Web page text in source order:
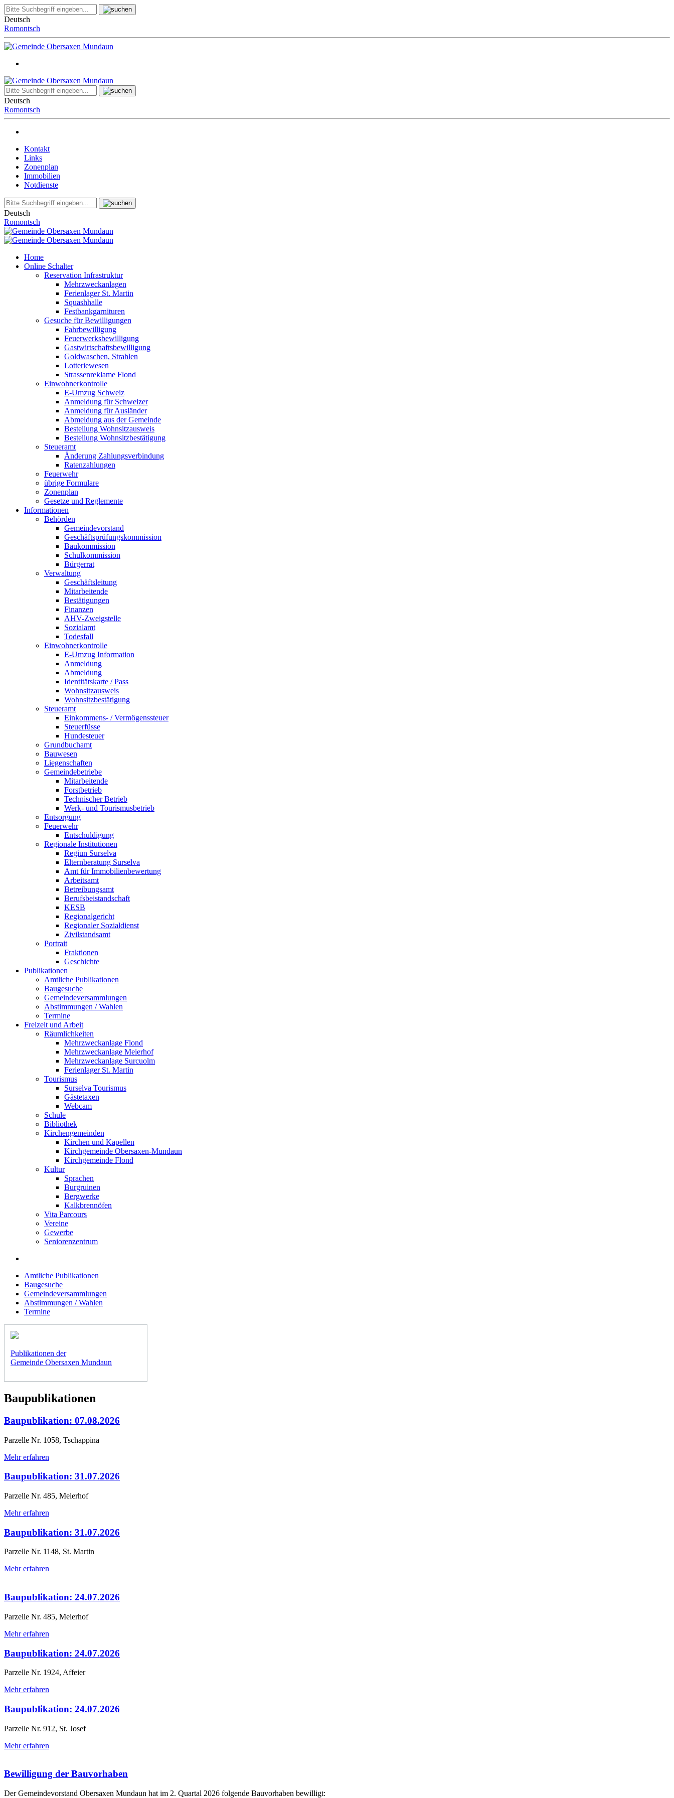
Deutsch
Romontsch
Deutsch
Romontsch
Kontakt
Links
Zonenplan
Immobilien
Notdienste
Deutsch
Romontsch
Home
Online Schalter
Reservation Infrastruktur
Mehrzweckanlagen
Ferienlager St. Martin
Squashhalle
Festbankgarnituren
Gesuche für Bewilligungen
Fahrbewilligung
Feuerwerksbewilligung
Gastwirtschaftsbewilligung
Goldwaschen, Strahlen
Lotteriewesen
Strassenreklame Flond
Einwohnerkontrolle
E-Umzug Schweiz
Anmeldung für Schweizer
Anmeldung für Ausländer
Abmeldung aus der Gemeinde
Bestellung Wohnsitzausweis
Bestellung Wohnsitzbestätigung
Steueramt
Änderung Zahlungsverbindung
Ratenzahlungen
Feuerwehr
übrige Formulare
Zonenplan
Gesetze und Reglemente
Informationen
Behörden
Gemeindevorstand
Geschäftsprüfungskommission
Baukommission
Schulkommission
Bürgerrat
Verwaltung
Geschäftsleitung
Mitarbeitende
Bestätigungen
Finanzen
AHV-Zweigstelle
Sozialamt
Todesfall
Einwohnerkontrolle
E-Umzug Information
Anmeldung
Abmeldung
Identitätskarte / Pass
Wohnsitzausweis
Wohnsitzbestätigung
Steueramt
Einkommens- / Vermögenssteuer
Steuerfüsse
Hundesteuer
Grundbuchamt
Bauwesen
Liegenschaften
Gemeindebetriebe
Mitarbeitende
Forstbetrieb
Technischer Betrieb
Werk- und Tourismusbetrieb
Entsorgung
Feuerwehr
Entschuldigung
Regionale Institutionen
Regiun Surselva
Elternberatung Surselva
Amt für Immobilienbewertung
Arbeitsamt
Betreibungsamt
Berufsbeistandschaft
KESB
Regionalgericht
Regionaler Sozialdienst
Zivilstandsamt
Portrait
Fraktionen
Geschichte
Publikationen
Amtliche Publikationen
Baugesuche
Gemeindeversammlungen
Abstimmungen / Wahlen
Termine
Freizeit und Arbeit
Räumlichkeiten
Mehrzweckanlage Flond
Mehrzweckanlage Meierhof
Mehrzweckanlage Surcuolm
Ferienlager St. Martin
Tourismus
Surselva Tourismus
Gästetaxen
Webcam
Schule
Bibliothek
Kirchengemeinden
Kirchen und Kapellen
Kirchgemeinde Obersaxen-Mundaun
Kirchgemeinde Flond
Kultur
Sprachen
Burgruinen
Bergwerke
Kalkbrennöfen
Vita Parcours
Vereine
Gewerbe
Seniorenzentrum
Amtliche Publikationen
Baugesuche
Gemeindeversammlungen
Abstimmungen / Wahlen
Termine
Publikationen der
Gemeinde Obersaxen Mundaun
Baupublikationen
Baupublikation: 07.08.2026
Parzelle Nr. 1058, Tschappina
Mehr erfahren
Baupublikation: 31.07.2026
Parzelle Nr. 485, Meierhof
Mehr erfahren
Baupublikation: 31.07.2026
Parzelle Nr. 1148, St. Martin
Mehr erfahren
Baupublikation: 24.07.2026
Parzelle Nr. 485, Meierhof
Mehr erfahren
Baupublikation: 24.07.2026
Parzelle Nr. 1924, Affeier
Mehr erfahren
Baupublikation: 24.07.2026
Parzelle Nr. 912, St. Josef
Mehr erfahren
Bewilligung der Bauvorhaben
Der Gemeindevorstand Obersaxen Mundaun hat im 2. Quartal 2026 folgende Bauvorhaben bewilligt: